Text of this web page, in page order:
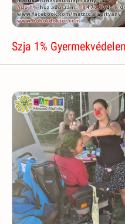
Szja 1%